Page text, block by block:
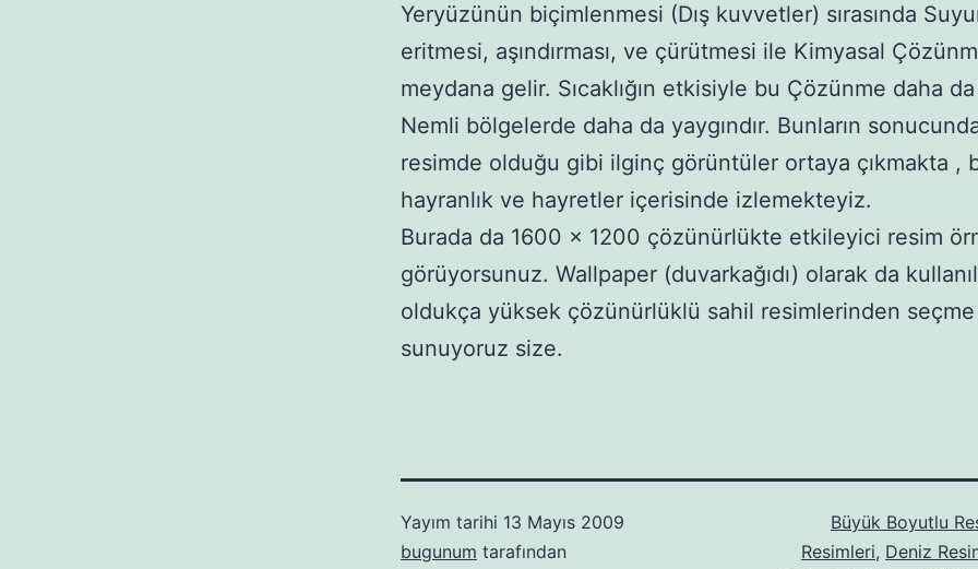
Yeryüzünün biçimlenmesi (Dış kuvvetler) sırasında
eritmesi, aşındırması, ve çürütmesi ile Kimyasal
meydana gelir. Sıcaklığın etkisiyle bu Çözünme daha
Nemli bölgelerde daha da yaygındır. Bunların
resimde olduğu gibi ilginç görüntüler ortaya çıkmakta ,
hayranlık ve hayretler içerisinde izlemekteyiz.
Burada da 1600 x 1200 çözünürlükte etkileyici resim
görüyorsunuz. Wallpaper (duvarkağıdı) olarak da
oldukça yüksek çözünürlüklü sahil resimlerinden
sunuyoruz size.
Yayım tarihi 13 Mayıs 2009
bugunum tarafından
Büyük Boyutlu
Resimleri, Deniz